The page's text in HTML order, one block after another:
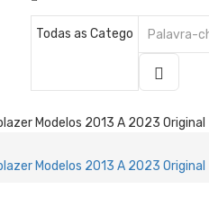
Modelos 2013 A 2023 Original
Modelos 2013 A 2023 Original